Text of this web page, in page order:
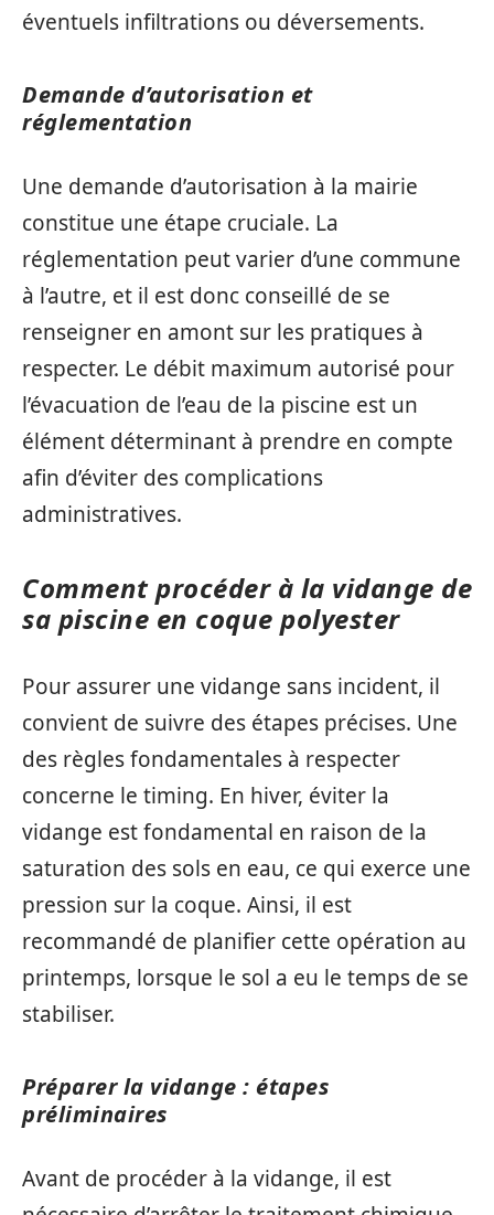
éventuels infiltrations ou déversements.
Demande d’autorisation et
réglementation
Une demande d’autorisation à la mairie
constitue une étape cruciale. La
réglementation peut varier d’une commune
à l’autre, et il est donc conseillé de se
renseigner en amont sur les pratiques à
respecter. Le débit maximum autorisé pour
l’évacuation de l’eau de la piscine est un
élément déterminant à prendre en compte
afin d’éviter des complications
administratives.
Comment procéder à la vidange de
sa piscine en coque polyester
Pour assurer une vidange sans incident, il
convient de suivre des étapes précises. Une
des règles fondamentales à respecter
concerne le timing. En hiver, éviter la
vidange est fondamental en raison de la
saturation des sols en eau, ce qui exerce une
pression sur la coque. Ainsi, il est
recommandé de planifier cette opération au
printemps, lorsque le sol a eu le temps de se
stabiliser.
Préparer la vidange : étapes
préliminaires
Avant de procéder à la vidange, il est